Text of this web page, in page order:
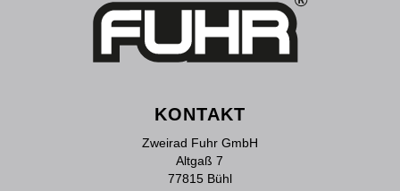
KONTAKT
Zweirad Fuhr GmbH
Altgaß 7
77815 Bühl